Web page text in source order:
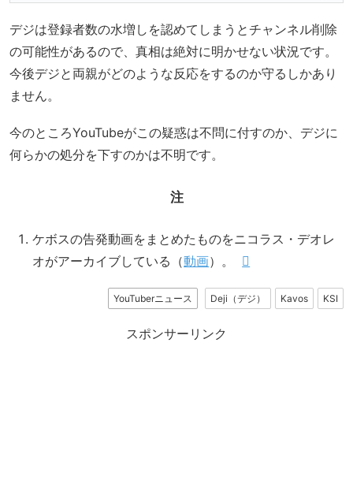
デジは登録者数の水増しを認めてしまうとチャンネル削除
の可能性があるので、真相は絶対に明かせない状況です。
今後デジと両親がどのような反応をするのか守るしかあり
ません。
今のところYouTubeがこの疑惑は不問に付すのか、デジに
何らかの処分を下すのかは不明です。
注
ケボスの告発動画をまとめたものをニコラス・デオレ
オがアーカイブしている（動画）。
YouTuberニュース Deji（デジ） Kavos KSI
スポンサーリンク